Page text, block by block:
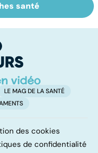
santé
LE MAG DE LA SANTÉ
des cookies
de confidentialité